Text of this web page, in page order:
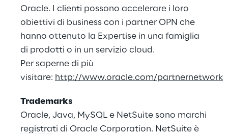
Oracle. I clienti possono accelerare i loro
obiettivi di business con i partner OPN che
hanno ottenuto la Expertise in una famiglia
di prodotti o in un servizio cloud.
Per saperne di più
visitare: http://www.oracle.com/partnernetwork
Trademarks
Oracle, Java, MySQL e NetSuite sono marchi
registrati di Oracle Corporation. NetSuite è